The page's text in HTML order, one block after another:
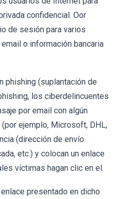
confidencial. Oor
de sesión para varios
o información bancaria
phishing (suplantación de
los ciberdelincuentes
por email con algún
ejemplo, Microsoft, DHL,
(dirección de envío
etc.) y colocan un enlace
víctimas hagan clic en el.
presentado en dicho